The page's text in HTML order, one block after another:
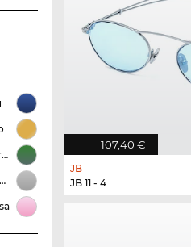
Colore Delle Lenti Verde
Colore Delle Lenti Grigio
107,40 €
JB
JB 11 - 4